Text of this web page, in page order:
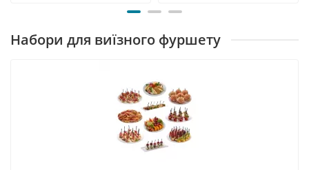
Набори для виїзного фуршету